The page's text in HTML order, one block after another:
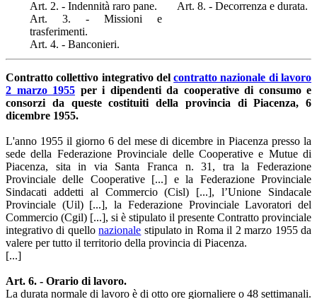
Art. 2. - Indennità raro pane.
Art. 3. - Missioni e
trasferimenti.
Art. 4. - Banconieri.
Art. 8. - Decorrenza e durata.
Contratto collettivo integrativo delcontratto nazionale di lavoro
2 marzo 1955 per i dipendenti da cooperative di consumo e
consorzi da queste costituiti della provincia di Piacenza, 6
dicembre 1955.
L'anno 1955 il giorno 6 del mese di dicembre in Piacenza presso la
sede della Federazione Provinciale delle Cooperative e Mutue di
Piacenza, sita in via Santa Franca n. 31, tra la Federazione
Provinciale delle Cooperative [...] e la Federazione Provinciale
Sindacati addetti al Commercio (Cisl) [...], l’Unione Sindacale
Provinciale (Uil) [...], la Federazione Provinciale Lavoratori del
Commercio (Cgil) [...], si è stipulato il presente Contratto provinciale
integrativo di quellonazionale stipulato in Roma il 2 marzo 1955 da
valere per tutto il territorio della provincia di Piacenza.
[...]
Art. 6. - Orario di lavoro.
La durata normale di lavoro è di otto ore giornaliere o 48 settimanali.